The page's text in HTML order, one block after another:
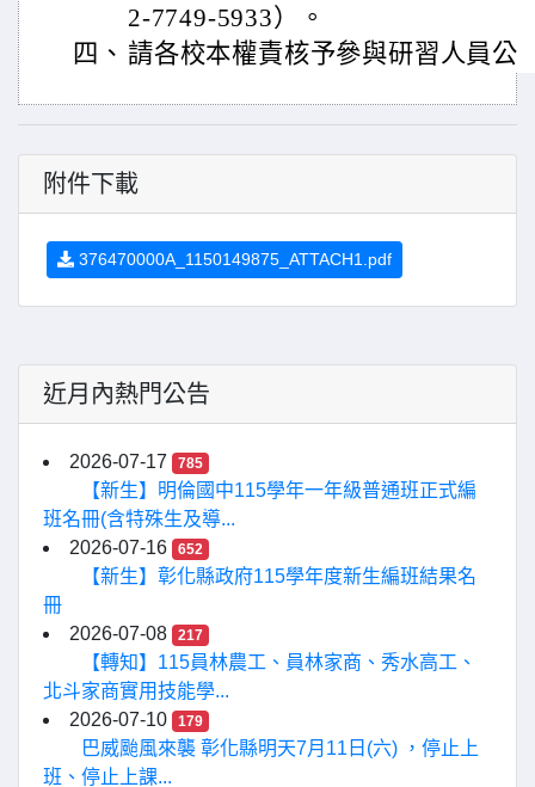
2-7749-5933）。
四、 請各校本權責核予參與研習人員公
附件下載
376470000A_1150149875_ATTACH1.pdf
近月內熱門公告
2026-07-17 785
【新生】明倫國中115學年一年級普通班正式編
班名冊(含特殊生及導...
2026-07-16
652
【新生】彰化縣政府115學年度新生編班結果名
冊
2026-07-08
217
【轉知】115員林農工、員林家商、秀水高工、
北斗家商實用技能學...
2026-07-10
179
巴威颱風來襲 彰化縣明天7月11日(六) ，停止上
班、停止上課...